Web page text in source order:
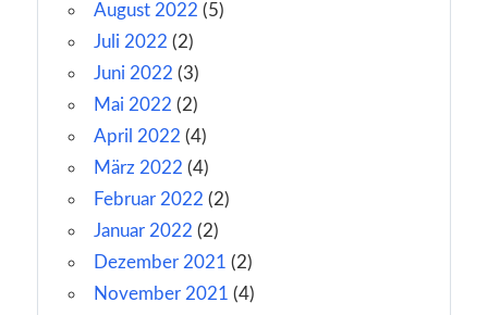
August 2022 (5)
Juli 2022 (2)
Juni 2022 (3)
Mai 2022 (2)
April 2022 (4)
März 2022 (4)
Februar 2022 (2)
Januar 2022 (2)
Dezember 2021 (2)
November 2021 (4)